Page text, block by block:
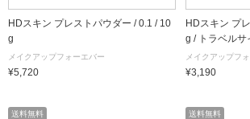
HDスキン プレストパウダー / 0.1 / 10
g
メイクアップフォーエバー
¥5,720
HDスキン プ
g / トラベルサ
メイクアップフ
¥3,190
送料無料 送料無料